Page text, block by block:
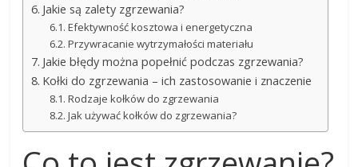
Jakie są zalety zgrzewania?
Efektywność kosztowa i energetyczna
Przywracanie wytrzymałości materiału
Jakie błędy można popełnić podczas zgrzewania?
Kołki do zgrzewania – ich zastosowanie i znaczenie
Rodzaje kołków do zgrzewania
Jak używać kołków do zgrzewania?